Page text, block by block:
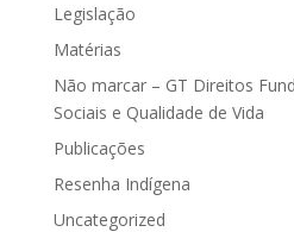
Legislação
Matérias
Não marcar – GT Direitos
Sociais e Qualidade de Vida
Publicações
Resenha Indígena
Uncategorized